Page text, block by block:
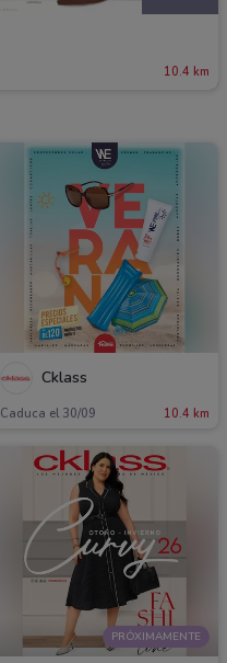
10.4 km
Cklass
Caduca el 30/09 10.4 km
PRÓXIMAMENTE